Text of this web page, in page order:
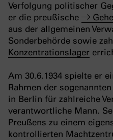
Verfolgung politischer
er die preußische
aus der allgemeinen
Sonderbehörde sowie
Konzentrationslager
Am 30.6.1934 spielte er
Rahmen der sogenannten
in Berlin für zahlreiche
verantwortliche Mann.
Preußens zu einem
kontrollierten